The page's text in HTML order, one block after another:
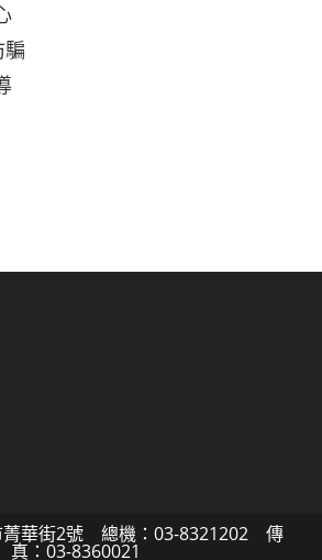
菁華街2號 總機：03-8321202 傳
真：03-8360021